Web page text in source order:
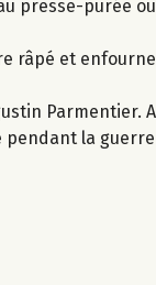
presse-purée
râpé et
Parmentier.
la guerre